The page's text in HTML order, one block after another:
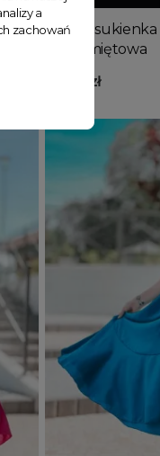
Krótka sukienka
Laura miętowa
99,90 zł
a
zachowań